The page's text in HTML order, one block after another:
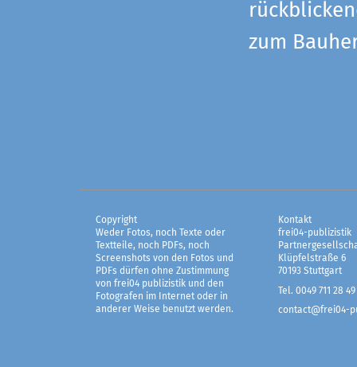
zum
Copyright
Weder Fotos, noch Texte oder
Textteile, noch PDFs, noch
Screenshots von den Fotos und
PDFs dürfen ohne Zustimmung
von frei04 publizistik und den
Fotografen im Internet oder in
anderer Weise benutzt werden.
Kontakt
frei04-publizistik
Klüpfelstraße 6
70193 Stuttgart
Tel. 0049 711 28 49
contact@frei04-